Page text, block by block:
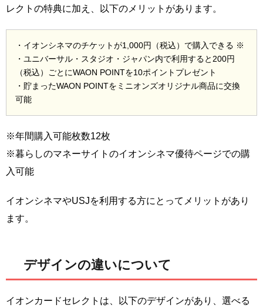
レクトの特典に加え、以下のメリットがあります。
・イオンシネマのチケットが1,000円（税込）で購入できる ※
・ユニバーサル・スタジオ・ジャパン内で利用すると200円
（税込）ごとにWAON POINTを10ポイントプレゼント
・貯まったWAON POINTをミニオンズオリジナル商品に交換
可能
※年間購入可能枚数12枚
※暮らしのマネーサイトのイオンシネマ優待ページでの購
入可能
イオンシネマやUSJを利用する方にとってメリットがあり
ます。
デザインの違いについて
イオンカードセレクトは、以下のデザインがあり、選べる